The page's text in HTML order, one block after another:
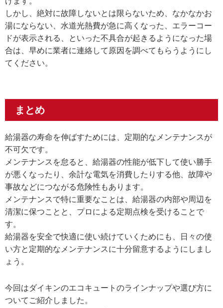
しかし、絶対に故障しないとは限らないため、なかなかお
湯にならない、水道光熱費が急に高くなった、エラーコー
ドが表示される、といった不具合が起きるようになった場
合は、早めに業者に連絡して原因を調べてもらうようにし
てください。
まとめ
給湯器の寿命を伸ばすためには、定期的なメンテナンスが
不可欠です。
メンテナンスを怠ると、給湯器の性能が低下して使い勝手
が悪くなったり、余計な電気を消費したりする他、故障や
事故などにつながる危険性もあります。
メンテナンスで特に重要なことは、給湯器の内部や周辺を
清潔に保つことと、プロによる定期点検を受けることで
す。
給湯器を安全で快適に使い続けていくためにも、日々の使
い方と定期的なメンテナンスに十分留意するようにしまし
ょう。
今回はダイキンのエコキュートのラインナップや選び方に
ついてご紹介しました。